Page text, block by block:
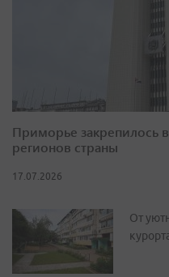
Приморье закрепилось
регионов страны
17.07.2026
От